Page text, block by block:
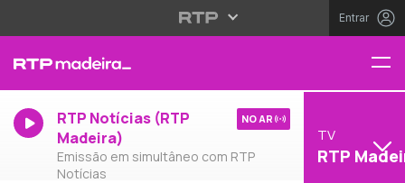
Entrar
RTP Notícias (RTP
Madeira)
Emissão em simultâneo com RTP
Notícias
NO AR
TV
RTP